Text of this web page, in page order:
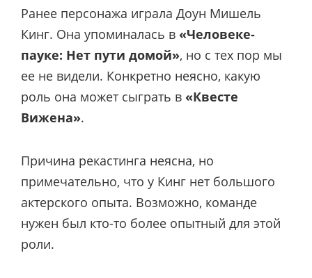
Ранее персонажа играла Доун Мишель
Кинг. Она упоминалась в «Человеке-
пауке: Нет пути домой», но с тех пор мы
ее не видели. Конкретно неясно, какую
роль она может сыграть в «Квесте
Вижена».
Причина рекастинга неясна, но
примечательно, что у Кинг нет большого
актерского опыта. Возможно, команде
нужен был кто-то более опытный для этой
роли.